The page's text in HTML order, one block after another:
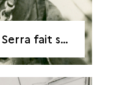
de plongée